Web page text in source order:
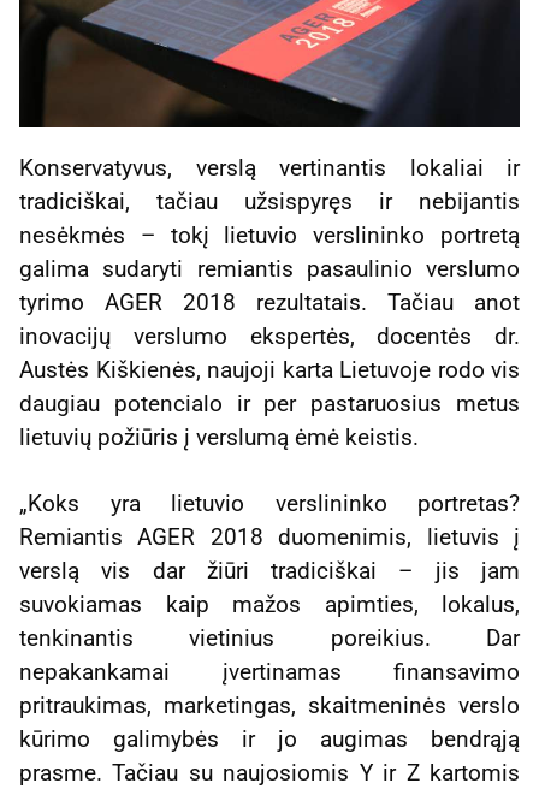
Konservatyvus, verslą vertinantis lokaliai ir
tradiciškai, tačiau užsispyręs ir nebijantis
nesėkmės – tokį lietuvio verslininko portretą
galima sudaryti remiantis pasaulinio verslumo
tyrimo AGER 2018 rezultatais. Tačiau anot
inovacijų verslumo ekspertės, docentės dr.
Austės Kiškienės, naujoji karta Lietuvoje rodo vis
daugiau potencialo ir per pastaruosius metus
lietuvių požiūris į verslumą ėmė keistis.
„Koks yra lietuvio verslininko portretas?
Remiantis AGER 2018 duomenimis, lietuvis į
verslą vis dar žiūri tradiciškai – jis jam
suvokiamas kaip mažos apimties, lokalus,
tenkinantis vietinius poreikius. Dar
nepakankamai įvertinamas finansavimo
pritraukimas, marketingas, skaitmeninės verslo
kūrimo galimybės ir jo augimas bendrąją
prasme. Tačiau su naujosiomis Y ir Z kartomis